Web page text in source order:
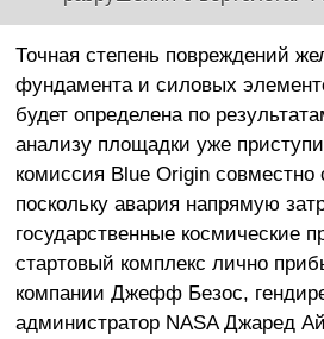
Точная степень повреждений
фундамента и силовых
будет определена по
анализу площадки уже
комиссия Blue Origin совместно
поскольку авария напрямую
государственные космические
стартовый комплекс лично
компании Джефф Безос,
администратор NASA Джаред